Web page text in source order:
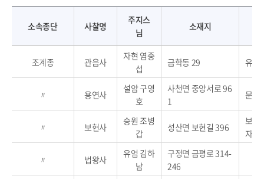
소속종단 사찰명
주지스
님
소재지
조계종 관음사
자현 염중
섭
금학동 29 유형
〃 용연사
설암 구영
호
사천면 중앙서로 96
1
문화
〃 보현사
승원 조병
갑
성산면 보현길 396
보물
자료
〃 법왕사
유엄 김하
남
구정면 금평로 314-
246